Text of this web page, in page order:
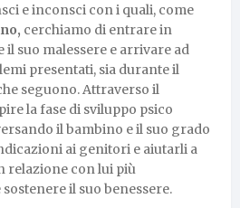
e inconsci con i quali, come
cerchiamo di entrare in
il suo malessere e arrivare ad
presentati, sia durante il
seguono. Attraverso il
la fase di sviluppo psico
il bambino e il suo grado
ai genitori e aiutarli a
relazione con lui più
il suo benessere.